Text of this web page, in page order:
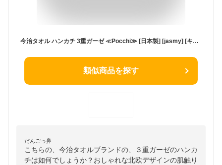
今治タオル ハンカチ 3重ガーゼ ≪Pocchi≫ [日本製] [jasmy] [キャンセル・変更・返品不可]
類似商品を探す
だんごっ鼻
こちらの、今治タオルブランドの、３重ガーゼのハンカ
チは如何でしょうか？おしゃれな北欧デザインの肌触り